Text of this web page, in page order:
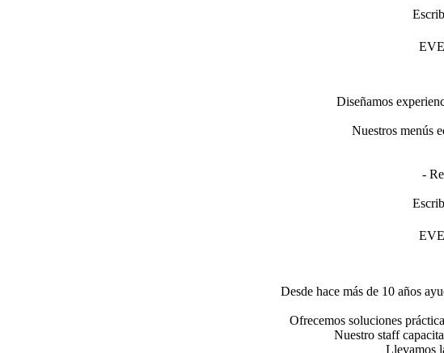
Diseñamos
Nuestros menús
-
Desde hace más de 10 años
Ofrecemos soluciones
Nuestro staff
Llevamos